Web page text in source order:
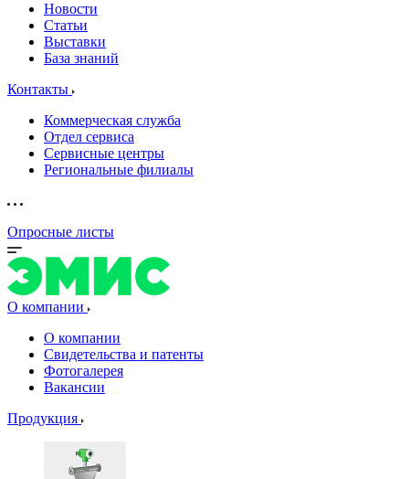
Новости
Статьи
Выставки
База знаний
Контакты
Коммерческая служба
Отдел сервиса
Сервисные центры
Региональные филиалы
Опросные листы
О компании
О компании
Свидетельства и патенты
Фотогалерея
Вакансии
Продукция